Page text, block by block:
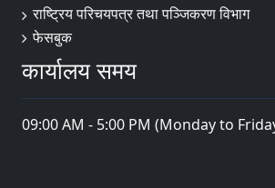
राष्ट्रिय परिचयपत्र तथा पञ्जिकरण विभाग
फेसबुक
कार्यालय समय
09:00 AM - 5:00 PM (Monday to